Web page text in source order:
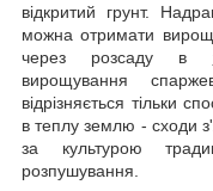
відкритий грунт.
можна отримати
через розсаду в
вирощування
відрізняється тільки
в теплу землю - сходи
за культурою
розпушування.